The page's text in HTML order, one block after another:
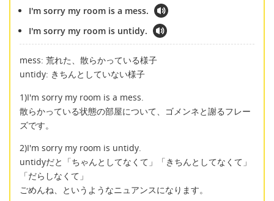
I'm sorry my room is a mess.
I'm sorry my room is untidy.
mess: 荒れた、散らかっている様子
untidy: きちんとしていない様子
1)I'm sorry my room is a mess.
散らかっている状態の部屋について、ゴメンネと謝るフレー
ズです。
2)I'm sorry my room is untidy.
untidyだと「ちゃんとしてなくて」「きちんとしてなくて」
「だらしなくて」
ごめんね、というようなニュアンスになります。